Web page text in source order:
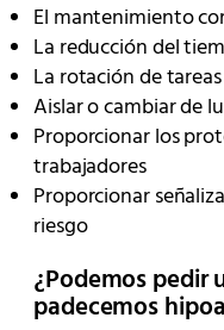
El mantenimiento
La reducción del
La rotación de tareas
Aislar o cambiar de
Proporcionar los
trabajadores
Proporcionar
riesgo
¿Podemos pedir
padecemos